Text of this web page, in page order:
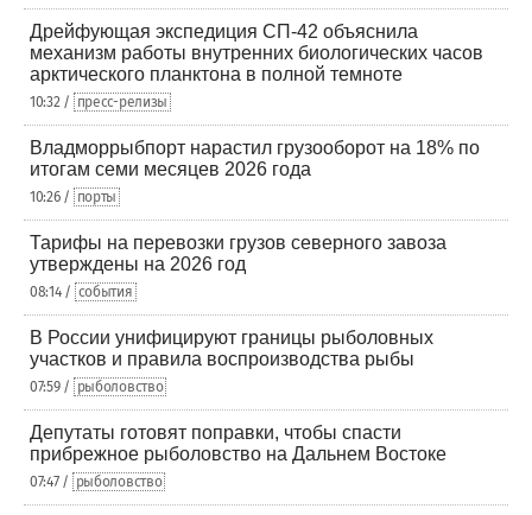
Дрейфующая экспедиция СП-42 объяснила
механизм работы внутренних биологических часов
арктического планктона в полной темноте
10:32 / пресс-релизы
Владморрыбпорт нарастил грузооборот на 18% по
итогам семи месяцев 2026 года
10:26 / порты
Тарифы на перевозки грузов северного завоза
утверждены на 2026 год
08:14 / события
В России унифицируют границы рыболовных
участков и правила воспроизводства рыбы
07:59 / рыболовство
Депутаты готовят поправки, чтобы спасти
прибрежное рыболовство на Дальнем Востоке
07:47 / рыболовство